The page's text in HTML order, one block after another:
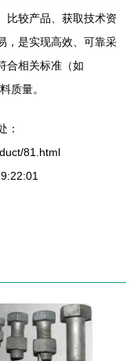
、比较产品、获取技术资
，是实现高效、可靠采
合相关标准（如
质量。
：
81.html